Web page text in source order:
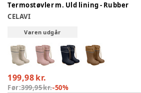
Termostøvler m. Uld lining - Rubber
CELAVI
Varen udgår
199,98 kr.
Før:399,95 kr.-50%